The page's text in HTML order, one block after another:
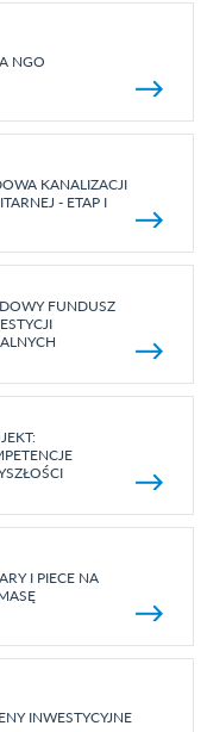
NGO
KANALIZACJI
- ETAP I
FUNDUSZ
I PIECE NA
INWESTYCYJNE